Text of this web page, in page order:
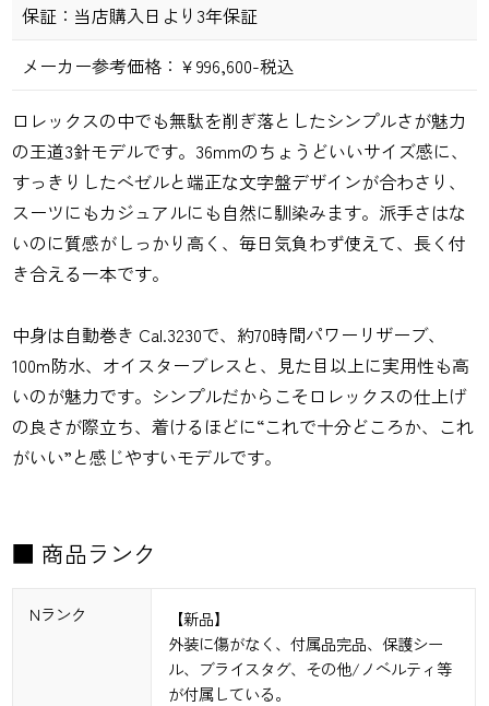
保証： 当店購入日より3年保証
メーカー参考価格： ￥996,600-税込
ロレックスの中でも無駄を削ぎ落としたシンプルさが魅力
の王道3針モデルです。36mmのちょうどいいサイズ感に、
すっきりしたベゼルと端正な文字盤デザインが合わさり、
スーツにもカジュアルにも自然に馴染みます。派手さはな
いのに質感がしっかり高く、毎日気負わず使えて、長く付
き合える一本です。
中身は自動巻き Cal.3230で、約70時間パワーリザーブ、
100m防水、オイスターブレスと、見た目以上に実用性も高
いのが魅力です。シンプルだからこそロレックスの仕上げ
の良さが際立ち、着けるほどに“これで十分どころか、これ
がいい”と感じやすいモデルです。
■ 商品ランク
Nランク
【新品】
外装に傷がなく、付属品完品、保護シー
ル、ブライスタグ、その他/ノベルティ等
が付属している。